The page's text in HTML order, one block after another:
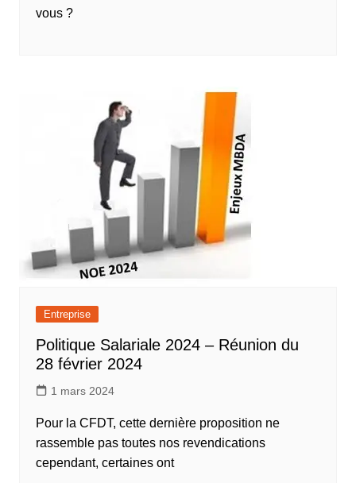
vous ?
Entreprise
Politique Salariale 2024 – Réunion du
28 février 2024
1 mars 2024
Pour la CFDT, cette dernière proposition ne
rassemble pas toutes nos revendications
cependant, certaines ont